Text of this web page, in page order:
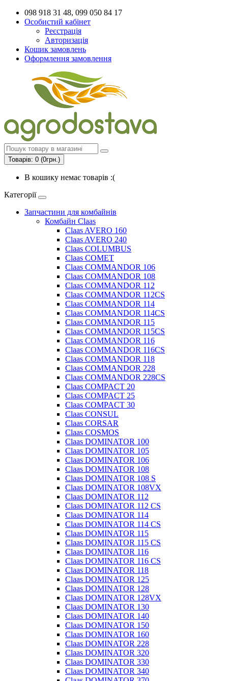
098 918 31 48, 099 050 84 17
Особистий кабінет
Реєстрація
Авторизація
Кошик замовлень
Оформлення замовлення
Товарів: 0 (0грн.)
В кошику немає товарів :(
Категорії
Запчастини для комбайнів
Комбайн Claas
Claas AVERO 160
Claas AVERO 240
Claas COLUMBUS
Claas COMET
Claas COMMANDOR 106
Claas COMMANDOR 108
Claas COMMANDOR 112
Claas COMMANDOR 112CS
Claas COMMANDOR 114
Claas COMMANDOR 114CS
Claas COMMANDOR 115
Claas COMMANDOR 115CS
Claas COMMANDOR 116
Claas COMMANDOR 116CS
Claas COMMANDOR 118
Claas COMMANDOR 228
Claas COMMANDOR 228CS
Claas COMPACT 20
Claas COMPACT 25
Claas COMPACT 30
Claas CONSUL
Claas CORSAR
Claas COSMOS
Claas DOMINATOR 100
Claas DOMINATOR 105
Claas DOMINATOR 106
Claas DOMINATOR 108
Claas DOMINATOR 108 S
Claas DOMINATOR 108VX
Claas DOMINATOR 112
Claas DOMINATOR 112 CS
Claas DOMINATOR 114
Claas DOMINATOR 114 CS
Claas DOMINATOR 115
Claas DOMINATOR 115 CS
Claas DOMINATOR 116
Claas DOMINATOR 116 CS
Claas DOMINATOR 118
Claas DOMINATOR 125
Claas DOMINATOR 128
Claas DOMINATOR 128VX
Claas DOMINATOR 130
Claas DOMINATOR 140
Claas DOMINATOR 150
Claas DOMINATOR 160
Claas DOMINATOR 228
Claas DOMINATOR 320
Claas DOMINATOR 330
Claas DOMINATOR 340